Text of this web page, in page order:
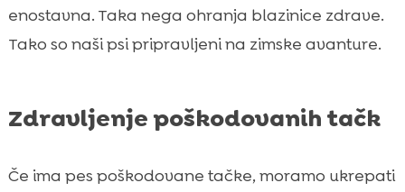
enostavna. Taka nega ohranja blazinice zdrave.
Tako so naši psi pripravljeni na zimske avanture.
Zdravljenje poškodovanih tačk
Če ima pes poškodovane tačke, moramo ukrepati